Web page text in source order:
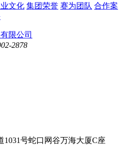
文化 集团荣誉 赛为团队 合作案
2878
1031号蛇口网谷万海大厦C座